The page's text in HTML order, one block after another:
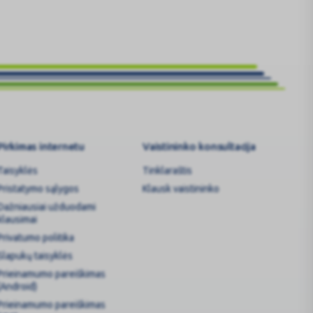
internetu
sąlygos
užduodami
politika
taisyklės
pareiškimas
pareiškimas
Vaistininko konsultacija
Tinklaraštis
Klausk vaistininko